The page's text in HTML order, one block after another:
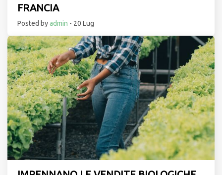
FRANCIA
Posted byadmin - 20 Lug